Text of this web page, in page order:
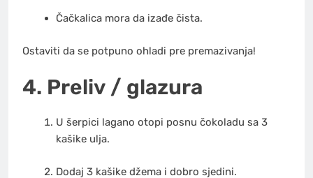
Čačkalica mora da izađe čista.
Ostaviti da se potpuno ohladi pre premazivanja!
4. Preliv / glazura
U šerpici lagano otopi posnu čokoladu sa 3
kašike ulja.
Dodaj 3 kašike džema i dobro sjedini.